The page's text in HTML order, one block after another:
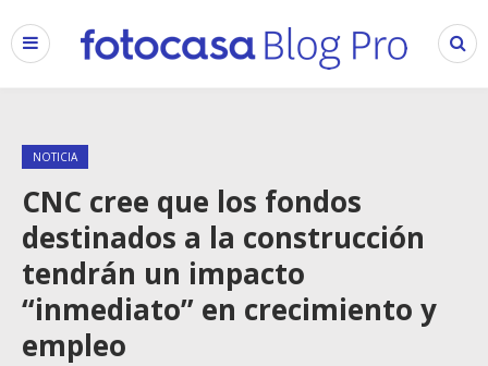
NOTICIA
CNC cree que los fondos
destinados a la construcción
tendrán un impacto
“inmediato” en crecimiento y
empleo